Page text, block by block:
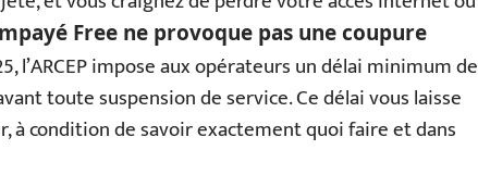
Free ne provoque pas une coupure
l’ARCEP impose aux opérateurs un délai minimum de
toute suspension de service. Ce délai vous laisse
à condition de savoir exactement quoi faire et dans